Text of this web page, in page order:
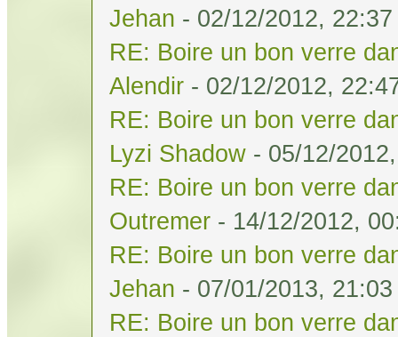
Jehan - 02/12/2012, 22:37
RE: Boire un bon verre
Alendir - 02/12/2012,
RE: Boire un bon verre
Lyzi Shadow - 05/12/
RE: Boire un bon verre
Outremer - 14/12/2012,
RE: Boire un bon verre
Jehan - 07/01/2013, 21:03
RE: Boire un bon verre